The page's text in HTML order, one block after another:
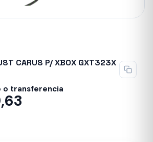
CARUS P/ XBOX GXT323X
transferencia